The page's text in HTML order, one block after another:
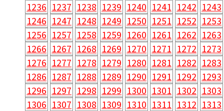
1236 1237 1238 1239 1240 1241 1242 1243
1246 1247 1248 1249 1250 1251 1252 1253
1256 1257 1258 1259 1260 1261 1262 1263
1266 1267 1268 1269 1270 1271 1272 1273
1276 1277 1278 1279 1280 1281 1282 1283
1286 1287 1288 1289 1290 1291 1292 1293
1296 1297 1298 1299 1300 1301 1302 1303
1306 1307 1308 1309 1310 1311 1312 1313